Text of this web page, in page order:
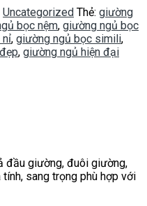
Uncategorized Thẻ: giường
bọc nệm, giường ngủ bọc
nỉ, giường ngủ bọc simili,
, giường ngủ hiện đại
đầu giường, đuôi giường,
sang trọng phù hợp với